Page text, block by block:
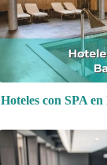
Hoteles con SPA